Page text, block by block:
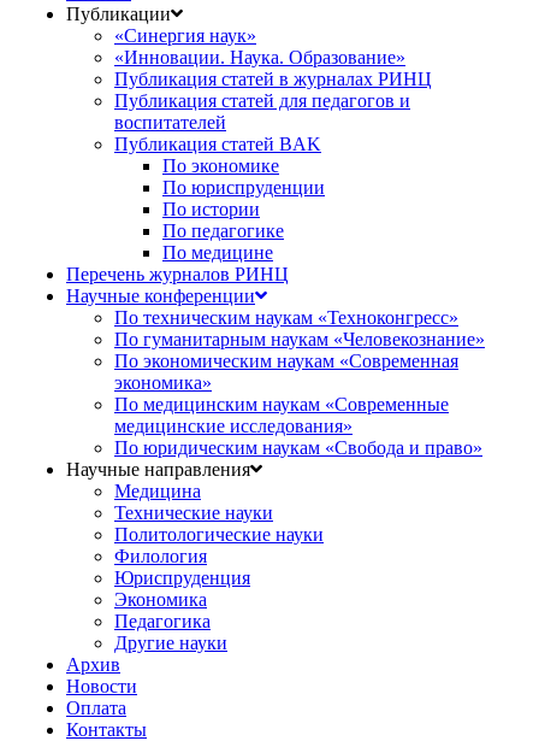
Публикации
«Синергия наук»
«Инновации. Наука. Образование»
Публикация статей в журналах РИНЦ
Публикация статей для педагогов и
воспитателей
Публикация статей BAK
По экономике
По юриспруденции
По истории
По педагогике
По медицине
Перечень журналов РИНЦ
Научные конференции
По техническим наукам «Техноконгресс»
По гуманитарным наукам «Человекознание»
По экономическим наукам «Современная
экономика»
По медицинским наукам «Современные
медицинские исследования»
По юридическим наукам «Свобода и право»
Научные направления
Медицина
Технические науки
Политологические науки
Филология
Юриспруденция
Экономика
Педагогика
Другие науки
Архив
Новости
Оплата
Контакты